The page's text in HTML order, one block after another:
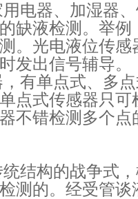
电器、加湿器
缺液检测。举
。光电液位传
发出信号辅导。
有单点式、多
点式传感器只
不错检测多个
结构的战争式
测的。经受管